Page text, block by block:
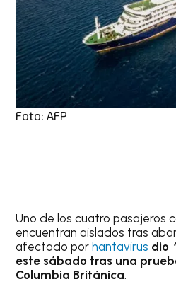
Foto: AFP
Uno de los cuatro pasajeros
encuentran aislados tras
afectado porhantavirus dio
este sábado tras una
Columbia Británica.